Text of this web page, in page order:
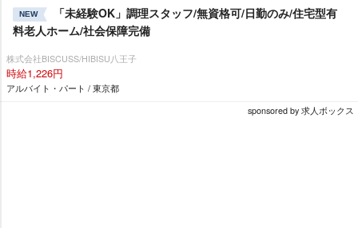
NEW
「未経験OK」調理スタッフ/無資格可/日勤のみ/住宅型有
料老人ホーム/社会保障完備
株式会社BISCUSS/HIBISU八王子
時給1,226円
アルバイト・パート / 東京都
sponsored by 求人ボックス